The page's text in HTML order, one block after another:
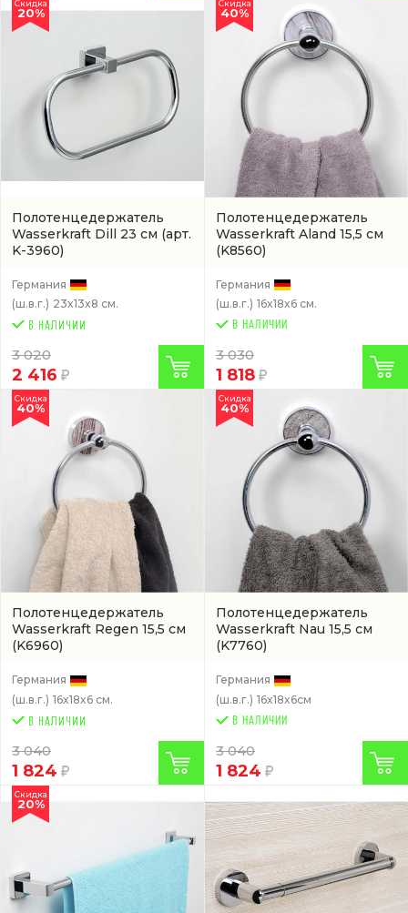
Полотенцедержатель
Wasserkraft Dill 23 см (арт.
K-3960)
Скидка
20%
Германия
(ш.в.г.) 23x13x8 см.
3 020
2 416
Полотенцедержатель
Wasserkraft Aland 15,5 см
(K8560)
Скидка
40%
Германия
(ш.в.г.) 16x18x6 см.
В НАЛИЧИИ
3 030
1 818
Полотенцедержатель
Wasserkraft Regen 15,5 см
(K6960)
Скидка
40%
Германия
(ш.в.г.) 16x18x6 см.
3 040
1 824
Полотенцедержатель
Wasserkraft Nau 15,5 см
(K7760)
Скидка
40%
Германия
(ш.в.г.) 16x18x6см
В НАЛИЧИИ
3 040
1 824
Скидка
20%